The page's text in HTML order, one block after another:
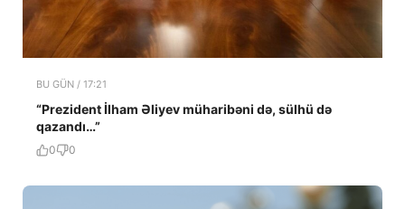
BU GÜN / 17:21
“Prezident İlham Əliyev müharibəni də, sülhü də
qazandı…”
0 0